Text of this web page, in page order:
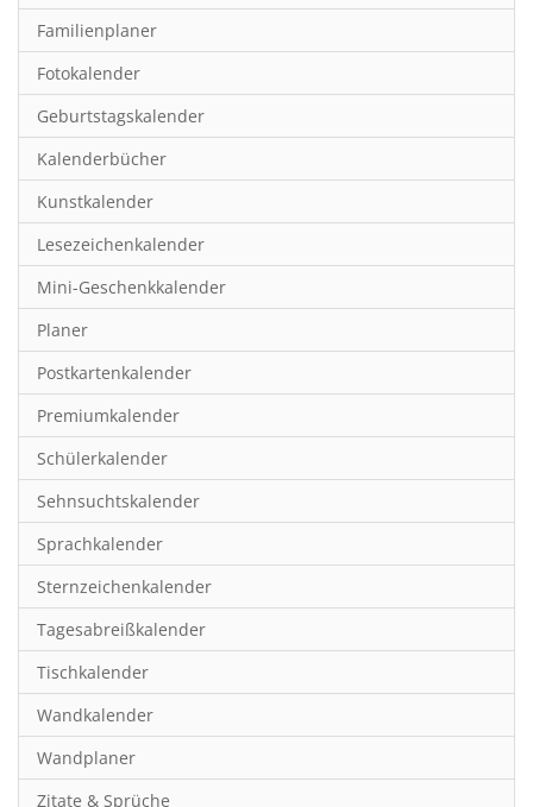
Film
Fotokunst
Frauen
Fußball
Gaming
Geburtstagskalender
Geschichte
Hobby & Basteln
Humor & Cartoon
Inspiration & Entspannung
Inspiration & Spiritualität
Kinderkalender
Kunst
Länder & Städte
Landschaft & Natur
Lifestyle
Literatur
Manga & Animé
Neutrale Kalender
Familienplaner
Fotokalender
Geburtstagskalender
Kalenderbücher
Kunstkalender
Lesezeichenkalender
Mini-Geschenkkalender
Planer
Postkartenkalender
Premiumkalender
Schülerkalender
Sehnsuchtskalender
Sprachkalender
Sternzeichenkalender
Tagesabreißkalender
Tischkalender
Wandkalender
Wandplaner
Zitate & Sprüche